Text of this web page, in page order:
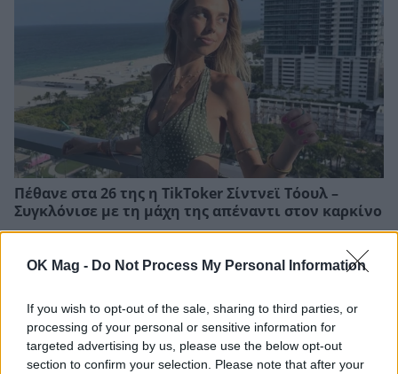
OK Mag - Do Not Process My Personal Information
If you wish to opt-out of the sale, sharing to third parties, or
processing of your personal or sensitive information for
targeted advertising by us, please use the below opt-out
section to confirm your selection. Please note that after your
Πέθανε στα 26 της η TikToker Σίντνεϊ Τόουλ –
Συγκλόνισε με τη μάχη της απέναντι στον καρκίνο